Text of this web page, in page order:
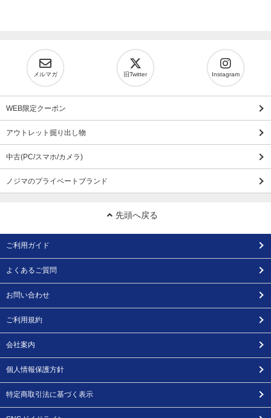
メルマガ 旧Twitter Instagram
WEB限定クーポン
アウトレット掘り出し物
中古(PC/スマホ/カメラ)
ノジマのプライベートブランド
先頭へ戻る
ご利用ガイド
よくあるご質問
お問い合わせ
ご利用規約
会社案内
個人情報保護方針
特定商取引法に基づく表示